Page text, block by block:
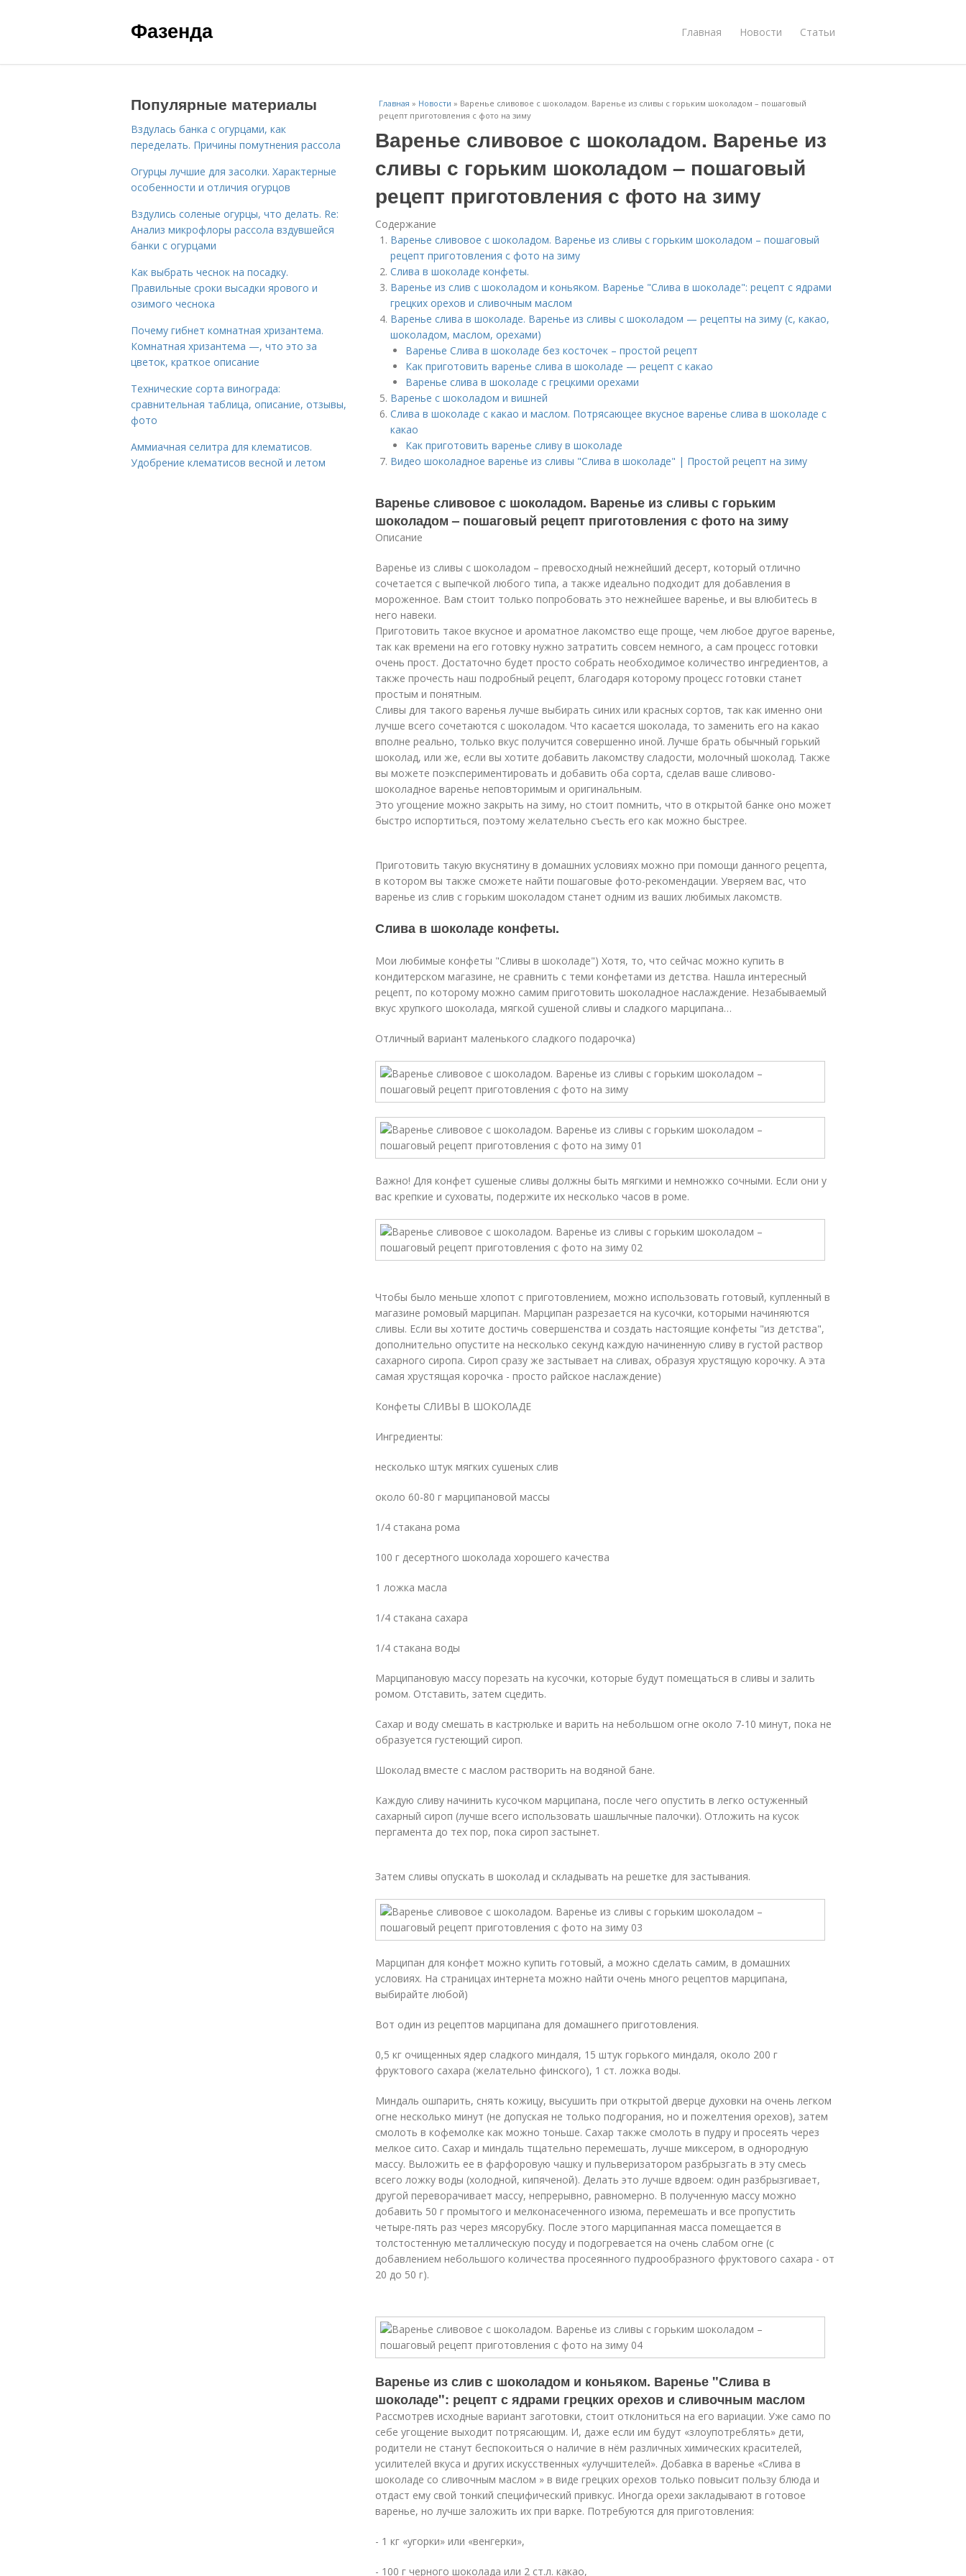
Фазенда Главная Новости Статьи
Главная » Новости » Варенье сливовое с шоколадом. Варенье из сливы с горьким шоколадом – пошаговый
рецепт приготовления с фото на зиму
Варенье сливовое с шоколадом. Варенье из
сливы с горьким шоколадом – пошаговый
рецепт приготовления с фото на зиму
Содержание
Варенье сливовое с шоколадом. Варенье из сливы с горьким шоколадом – пошаговый
рецепт приготовления с фото на зиму
Слива в шоколаде конфеты.
Варенье из слив с шоколадом и коньяком. Варенье "Слива в шоколаде": рецепт с ядрами
грецких орехов и сливочным маслом
Варенье слива в шоколаде. Варенье из сливы с шоколадом — рецепты на зиму (с, какао,
шоколадом, маслом, орехами)
Варенье Слива в шоколаде без косточек – простой рецепт
Как приготовить варенье слива в шоколаде — рецепт с какао
Варенье слива в шоколаде с грецкими орехами
Варенье с шоколадом и вишней
Слива в шоколаде с какао и маслом. Потрясающее вкусное варенье слива в шоколаде с
какао
Как приготовить варенье сливу в шоколаде
Видео шоколадное варенье из сливы "Слива в шоколаде" | Простой рецепт на зиму
Варенье сливовое с шоколадом. Варенье из сливы с горьким
шоколадом – пошаговый рецепт приготовления с фото на зиму
Описание
Варенье из сливы с шоколадом – превосходный нежнейший десерт, который отлично
сочетается с выпечкой любого типа, а также идеально подходит для добавления в
мороженное. Вам стоит только попробовать это нежнейшее варенье, и вы влюбитесь в
него навеки.
Приготовить такое вкусное и ароматное лакомство еще проще, чем любое другое варенье,
так как времени на его готовку нужно затратить совсем немного, а сам процесс готовки
очень прост. Достаточно будет просто собрать необходимое количество ингредиентов, а
также прочесть наш подробный рецепт, благодаря которому процесс готовки станет
простым и понятным.
Сливы для такого варенья лучше выбирать синих или красных сортов, так как именно они
лучше всего сочетаются с шоколадом. Что касается шоколада, то заменить его на какао
вполне реально, только вкус получится совершенно иной. Лучше брать обычный горький
шоколад, или же, если вы хотите добавить лакомству сладости, молочный шоколад. Также
вы можете поэкспериментировать и добавить оба сорта, сделав ваше сливово-
шоколадное варенье неповторимым и оригинальным.
Это угощение можно закрыть на зиму, но стоит помнить, что в открытой банке оно может
быстро испортиться, поэтому желательно съесть его как можно быстрее.
Приготовить такую вкуснятину в домашних условиях можно при помощи данного рецепта,
в котором вы также сможете найти пошаговые фото-рекомендации. Уверяем вас, что
варенье из слив с горьким шоколадом станет одним из ваших любимых лакомств.
Слива в шоколаде конфеты.
Мои любимые конфеты "Сливы в шоколаде") Хотя, то, что сейчас можно купить в
кондитерском магазине, не сравнить с теми конфетами из детства. Нашла интересный
рецепт, по которому можно самим приготовить шоколадное наслаждение. Незабываемый
вкус хрупкого шоколада, мягкой сушеной сливы и сладкого марципана…
Отличный вариант маленького сладкого подарочка)
Важно! Для конфет сушеные сливы должны быть мягкими и немножко сочными. Если они у
вас крепкие и суховаты, подержите их несколько часов в роме.
Чтобы было меньше хлопот с приготовлением, можно использовать готовый, купленный в
магазине ромовый марципан. Марципан разрезается на кусочки, которыми начиняются
сливы. Если вы хотите достичь совершенства и создать настоящие конфеты "из детства",
дополнительно опустите на несколько секунд каждую начиненную сливу в густой раствор
сахарного сиропа. Сироп сразу же застывает на сливах, образуя хрустящую корочку. А эта
самая хрустящая корочка - просто райское наслаждение)
Конфеты СЛИВЫ В ШОКОЛАДЕ
Ингредиенты:
несколько штук мягких сушеных слив
около 60-80 г марципановой массы
1/4 стакана рома
100 г десертного шоколада хорошего качества
1 ложка масла
1/4 стакана сахара
1/4 стакана воды
Марципановую массу порезать на кусочки, которые будут помещаться в сливы и залить
ромом. Отставить, затем сцедить.
Сахар и воду смешать в кастрюльке и варить на небольшом огне около 7-10 минут, пока не
образуется густеющий сироп.
Шоколад вместе с маслом растворить на водяной бане.
Каждую сливу начинить кусочком марципана, после чего опустить в легко остуженный
сахарный сироп (лучше всего использовать шашлычные палочки). Отложить на кусок
пергамента до тех пор, пока сироп застынет.
Затем сливы опускать в шоколад и складывать на решетке для застывания.
Марципан для конфет можно купить готовый, а можно сделать самим, в домашних
условиях. На страницах интернета можно найти очень много рецептов марципана,
выбирайте любой)
Вот один из рецептов марципана для домашнего приготовления.
0,5 кг очищенных ядер сладкого миндаля, 15 штук горького миндаля, около 200 г
фруктового сахара (желательно финского), 1 ст. ложка воды.
Миндаль ошпарить, снять кожицу, высушить при открытой дверце духовки на очень легком
огне несколько минут (не допуская не только подгорания, но и пожелтения орехов), затем
смолоть в кофемолке как можно тоньше. Сахар также смолоть в пудру и просеять через
мелкое сито. Сахар и миндаль тщательно перемешать, лучше миксером, в однородную
массу. Выложить ее в фарфоровую чашку и пульверизатором разбрызгать в эту смесь
всего ложку воды (холодной, кипяченой). Делать это лучше вдвоем: один разбрызгивает,
другой переворачивает массу, непрерывно, равномерно. В полученную массу можно
добавить 50 г промытого и мелконасеченного изюма, перемешать и все пропустить
четыре-пять раз через мясорубку. После этого марципанная масса помещается в
толстостенную металлическую посуду и подогревается на очень слабом огне (с
добавлением небольшого количества просеянного пудрообразного фруктового сахара - от
20 до 50 г).
Варенье из слив с шоколадом и коньяком. Варенье "Слива в
шоколаде": рецепт с ядрами грецких орехов и сливочным маслом
Рассмотрев исходные вариант заготовки, стоит отклониться на его вариации. Уже само по
себе угощение выходит потрясающим. И, даже если им будут «злоупотреблять» дети,
родители не станут беспокоиться о наличие в нём различных химических красителей,
усилителей вкуса и других искусственных «улучшителей». Добавка в варенье «Слива в
шоколаде со сливочным маслом » в виде грецких орехов только повысит пользу блюда и
отдаст ему свой тонкий специфический привкус. Иногда орехи закладывают в готовое
варенье, но лучше заложить их при варке. Потребуются для приготовления:
- 1 кг «угорки» или «венгерки»,
- 100 г черного шоколада или 2 ст.л. какао,
Популярные материалы
Вздулась банка с огурцами, как
переделать. Причины помутнения рассола
Огурцы лучшие для засолки. Характерные
особенности и отличия огурцов
Вздулись соленые огурцы, что делать. Re:
Анализ микрофлоры рассола вздувшейся
банки с огурцами
Как выбрать чеснок на посадку.
Правильные сроки высадки ярового и
озимого чеснока
Почему гибнет комнатная хризантема.
Комнатная хризантема —, что это за
цветок, краткое описание
Технические сорта винограда:
сравнительная таблица, описание, отзывы,
фото
Аммиачная селитра для клематисов.
Удобрение клематисов весной и летом